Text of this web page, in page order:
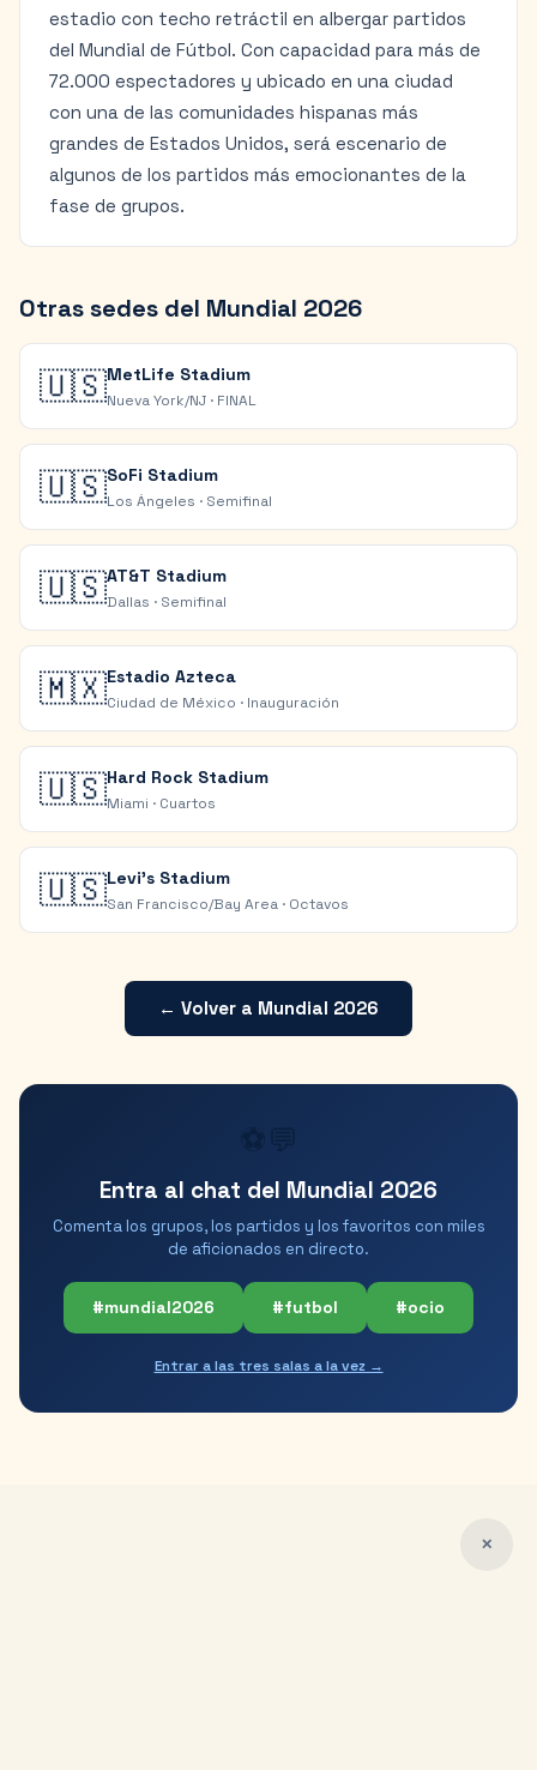
estadio con techo retráctil en albergar partidos
del Mundial de Fútbol. Con capacidad para más de
72.000 espectadores y ubicado en una ciudad
con una de las comunidades hispanas más
grandes de Estados Unidos, será escenario de
algunos de los partidos más emocionantes de la
fase de grupos.
Otras sedes del Mundial 2026
🇺🇸MetLife Stadium
Nueva York/NJ · FINAL
🇺🇸SoFi Stadium
Los Ángeles · Semifinal
🇺🇸AT&T Stadium
Dallas · Semifinal
🇲🇽Estadio Azteca
Ciudad de México · Inauguración
🇺🇸Hard Rock Stadium
Miami · Cuartos
🇺🇸Levi's Stadium
San Francisco/Bay Area · Octavos
← Volver a Mundial 2026
Entra al chat del Mundial 2026
Comenta los grupos, los partidos y los favoritos con miles
de aficionados en directo.
#mundial2026 #futbol #ocio
Entrar a las tres salas a la vez →
✕